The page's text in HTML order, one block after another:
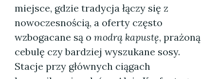
miejsce, gdzie tradycja łączy się z
nowoczesnością, a oferty często
wzbogacane są o modrą kapustę, prażoną
cebulę czy bardziej wyszukane sosy.
Stacje przy głównych ciągach